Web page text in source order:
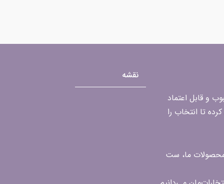
و قابل اعتماد
تا انتخاب را
محصولات ما، ست
نقشه